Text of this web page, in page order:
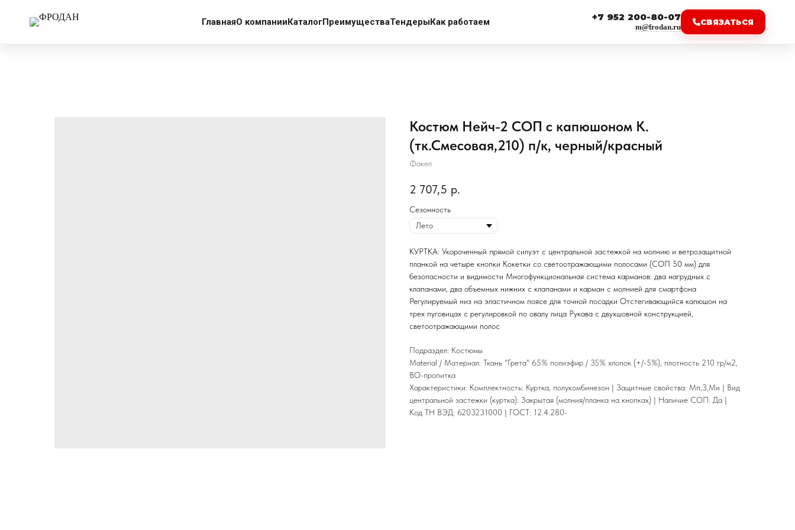
ГлавнаяО компанииКаталогПреимуществаТендерыКак работаем +7 952 200-80-07
m@frodan.ru
СВЯЗАТЬСЯ
More products
Костюм Нейч-2 СОП с капюшоном К.
(тк.Смесовая,210) п/к, черный/красный
Факел
2 707,5 р.
Сезонность
КУРТКА: Укороченный прямой силуэт с центральной застежкой на молнию и ветрозащитной
планкой на четыре кнопки Кокетки со светоотражающими полосами (СОП 50 мм) для
безопасности и видимости Многофункциональная система карманов: два нагрудных с
клапанами, два объемных нижних с клапанами и карман с молнией для смартфона
Регулируемый низ на эластичном поясе для точной посадки Отстегивающийся капюшон на
трех пуговицах с регулировкой по овалу лица Рукава с двухшовной конструкцией,
светоотражающими полос
Подраздел: Костюмы
Material / Материал: Ткань "Грета" 65% полиэфир / 35% хлопок (+/-5%), плотность 210 гр/м2,
ВО-пропитка
Характеристики: Комплектность: Куртка, полукомбинезон | Защитные свойства: Мп,З,Ми | Вид
центральной застежки (куртка): Закрытая (молния/планка на кнопках) | Наличие СОП: Да |
Код ТН ВЭД: 6203231000 | ГОСТ: 12.4.280-